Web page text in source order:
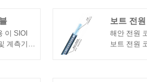
계측기
보트 전
해안 전원
보트 전원